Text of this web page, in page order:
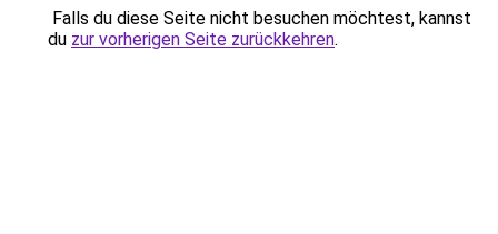
Falls du diese Seite nicht besuchen möchtest, kannst
du zur vorherigen Seite zurückkehren.